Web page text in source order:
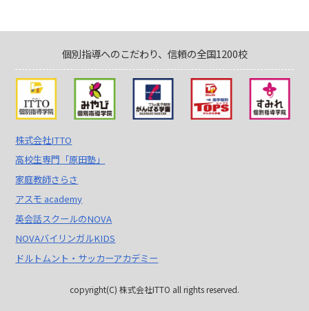
個別指導へのこだわり、信頼の全国1200校
株式会社ITTO
高校生専門「原田塾」
家庭教師さらさ
アスモ academy
英会話スクールのNOVA
NOVAバイリンガルKIDS
ドルトムント・サッカーアカデミー
copyright(C) 株式会社ITTO all rights reserved.